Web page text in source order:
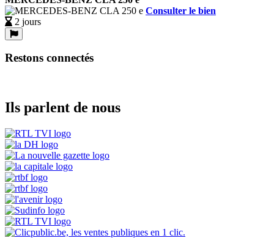
Consulter le bien
2 jours
Restons connectés
Ils parlent de nous